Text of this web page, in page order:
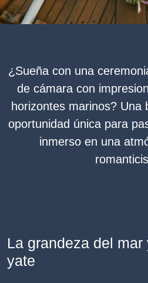
¿Sueña con una
de cámara con
horizontes marinos? Una
oportunidad única para
inmerso en una
La grandeza del
yate